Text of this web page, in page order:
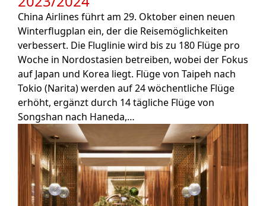
China Airlines führt am 29. Oktober einen neuen
Winterflugplan ein, der die Reisemöglichkeiten
verbessert. Die Fluglinie wird bis zu 180 Flüge pro
Woche in Nordostasien betreiben, wobei der Fokus
auf Japan und Korea liegt. Flüge von Taipeh nach
Tokio (Narita) werden auf 24 wöchentliche Flüge
erhöht, ergänzt durch 14 tägliche Flüge von
Songshan nach Haneda,…